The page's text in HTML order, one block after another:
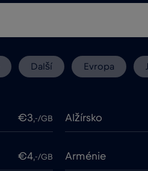
Další Evropa
€3,-/GB Alžírsko
€4,-/GB Arménie